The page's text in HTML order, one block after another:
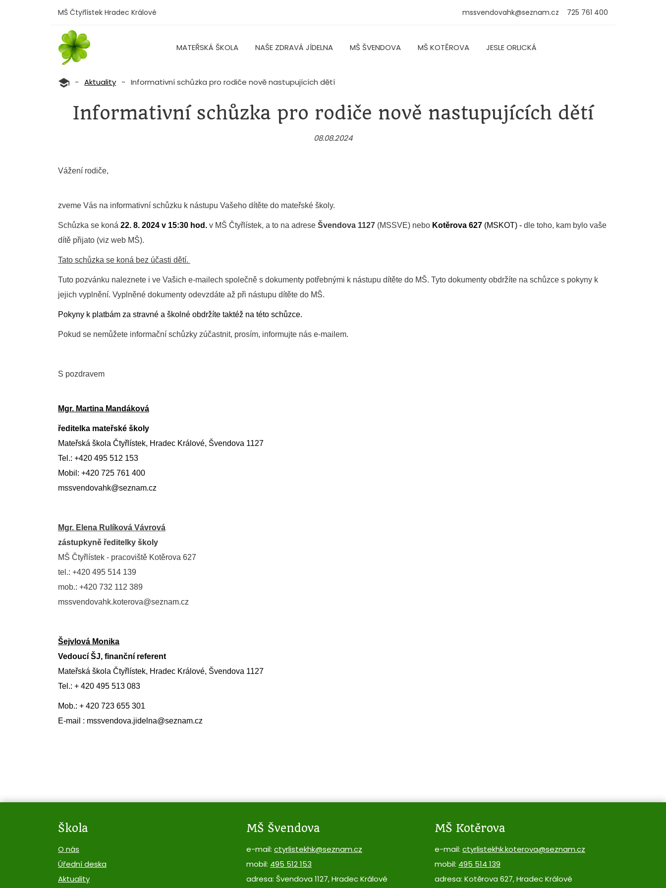
MŠ Čtyřlístek Hradec Králové mssvendovahk@seznam.cz 725 761 400
MATEŘSKÁ ŠKOLA NAŠE ZDRAVÁ JÍDELNA MŠ ŠVENDOVA MŠ KOTĚROVA JESLE ORLICKÁ
- Aktuality - Informativní schůzka pro rodiče nově nastupujících dětí
Informativní schůzka pro rodiče nově nastupujících dětí
08.08.2024
Vážení rodiče,
zveme Vás na informativní schůzku k nástupu Vašeho dítěte do mateřské školy.
Schůzka se koná 22. 8. 2024 v 15:30 hod. v MŠ Čtyřlístek, a to na adrese Švendova 1127 (MSSVE) nebo Kotěrova 627 (MSKOT) - dle toho, kam bylo vaše
dítě přijato (viz web MŠ).
Tato schůzka se koná bez účasti dětí.
Tuto pozvánku naleznete i ve Vašich e-mailech společně s dokumenty potřebnými k nástupu dítěte do MŠ. Tyto dokumenty obdržíte na schůzce s pokyny k
jejich vyplnění. Vyplněné dokumenty odevzdáte až při nástupu dítěte do MŠ.
Pokyny k platbám za stravné a školné obdržíte taktéž na této schůzce.
Pokud se nemůžete informační schůzky zúčastnit, prosím, informujte nás e-mailem.
S pozdravem
Mgr. Martina Mandáková
ředitelka mateřské školy
Mateřská škola Čtyřlístek, Hradec Králové, Švendova 1127
Tel.: +420 495 512 153
Mobil: +420 725 761 400
mssvendovahk@seznam.cz
Mgr. Elena Rulíková Vávrová
zástupkyně ředitelky školy
MŠ Čtyřlístek - pracoviště Kotěrova 627
tel.: +420 495 514 139
mob.: +420 732 112 389
mssvendovahk.koterova@seznam.cz
Šejvlová Monika
Vedoucí ŠJ, finanční referent
Mateřská škola Čtyřlístek, Hradec Králové, Švendova 1127
Tel.: + 420 495 513 083
Mob.: + 420 723 655 301
E-mail : mssvendova.jidelna@seznam.cz
Škola
O nás
Úřední deska
Aktuality
MŠ Švendova
e-mail: ctyrlistekhk@seznam.cz
mobil: 495 512 153
adresa: Švendova 1127, Hradec Králové
MŠ Kotěrova
e-mail: ctyrlistekhk.koterova@seznam.cz
mobil: 495 514 139
adresa: Kotěrova 627, Hradec Králové